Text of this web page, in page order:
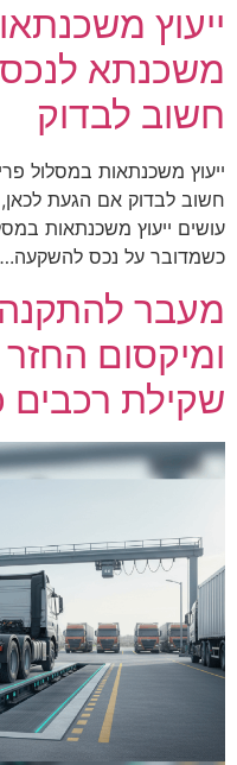
ייעוץ
משכנתא
חשוב לבדוק
ייעוץ משכנתאות במסלול
חשוב לבדוק אם הגעת
עושים ייעוץ משכנתאות
כשמדובר על נכס
מעבר
ומיקסום
שקילת רכבים